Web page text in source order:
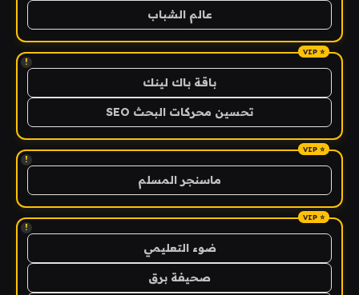
عالم الشباب
!
باقة باك لينك
تحسين محركات البحث SEO
!
ماسنجر المسلم
!
ضوء التعليمي
صحيفة برق